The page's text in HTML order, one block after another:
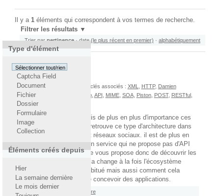
Il y a 1 éléments qui correspondent à vos termes de recherche.
Filtrer les résultats
Type d'élément
Sélectionner tout/rien
Captcha Field
Document
Fichier
Dossier
Formulaire
Image
Collection
Éléments créés depuis
Hier
La semaine dernière
Le mois dernier
Trier par pertinence · date (le plus récent en premier) · alphabétiquement
Les API REST
ParYohann Gabory — Mots-clés associés : XML HTTP, Damien
Duranton
Django, API MIME, SOA, Piston, POST, RESTful,
SOAP,requête
L'architecture REST a pris de plus en plus d'importance ces
dernières années, et on retrouve ce type d'architecture dans
de nombreux services et réseaux sociaux. il est de plus en
plus difficile d'imaginer un service qui ne propose pas d'API
avec laquelle interagir. Je vous propose donc de découvrir les
API REST et en quoi cela change à la fois l'écosystème
auquel nous sommes habitué mais aussi comment cela
modifie notre manière de concevoir des applications.
Septembre